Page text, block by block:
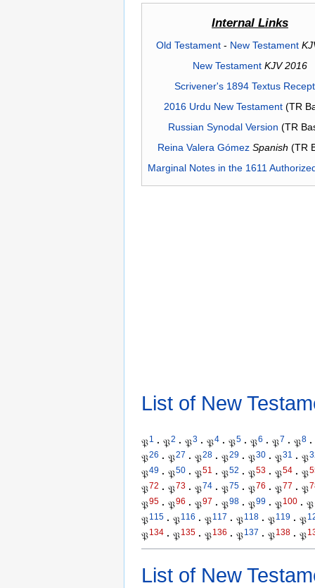
Internal Links
Old Testament- New Testament
New Testament KJV 2016
Scrivener's 1894 Textus
2016 Urdu New Testament(TR
Russian Synodal Version (TR
Reina Valera Gómez Spanish (TR
Marginal Notes in the 1611
List of New
𝔓1 · 𝔓2 · 𝔓3 · 𝔓4 · 𝔓5 · 𝔓6 · 𝔓7 · 𝔓8 ·
𝔓26 · 𝔓27 · 𝔓28 · 𝔓29 · 𝔓30 · 𝔓31 · 𝔓
𝔓49 · 𝔓50 · 𝔓51 · 𝔓52 · 𝔓53 · 𝔓54 · 𝔓
𝔓72 · 𝔓73 · 𝔓74 · 𝔓75 · 𝔓76 · 𝔓77 · 𝔓
𝔓95 · 𝔓96 · 𝔓97 · 𝔓98 · 𝔓99 · 𝔓100 · 𝔓
𝔓115 · 𝔓116 · 𝔓117 · 𝔓118 · 𝔓119 · 𝔓
𝔓134 · 𝔓135 · 𝔓136 · 𝔓137 · 𝔓138 · 𝔓
List of New